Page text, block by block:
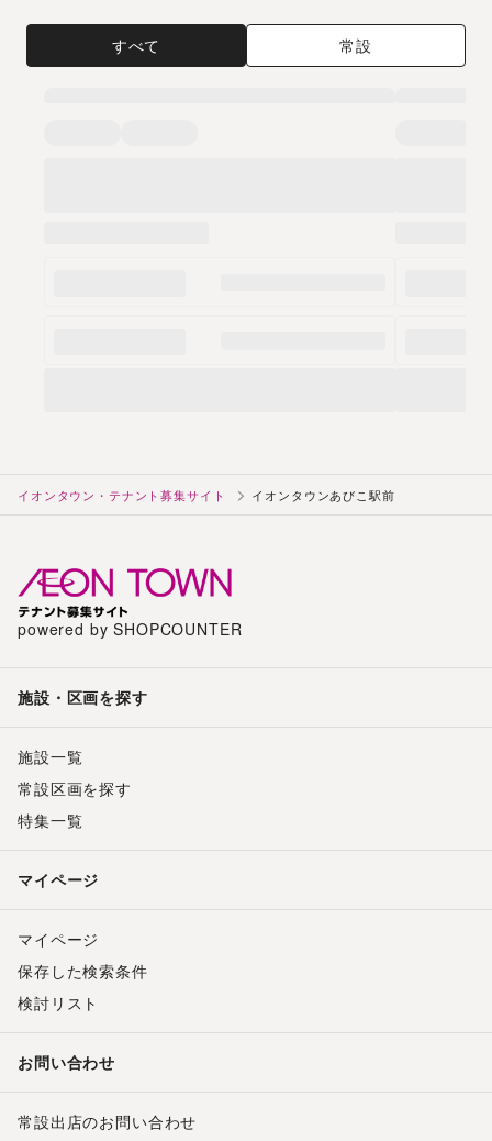
すべて 常設
イオンタウン・テナント募集サイト イオンタウンあびこ駅前
powered by SHOPCOUNTER
施設・区画を探す
施設一覧
常設区画を探す
特集一覧
マイページ
マイページ
保存した検索条件
検討リスト
お問い合わせ
常設出店のお問い合わせ